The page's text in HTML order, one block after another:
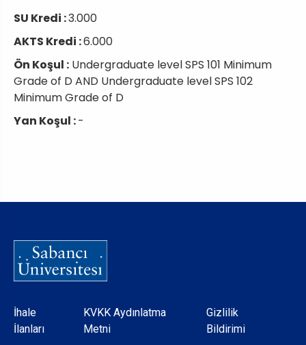
SU Kredi :3.000
AKTS Kredi :6.000
Ön Koşul : Undergraduate level SPS 101 Minimum
Grade of D AND Undergraduate level SPS 102
Minimum Grade of D
Yan Koşul :-
Dipnot
İhale
İlanları
KVKK Aydınlatma
Metni
Gizlilik
Bildirimi